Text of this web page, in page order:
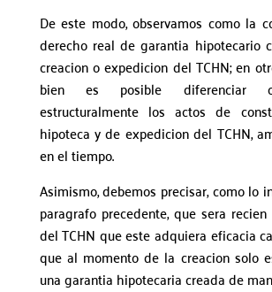
De este modo, observamos como la
derecho real de garantia hipotecario
creacion o expedicion del TCHN; en
bien es posible diferenciar
estructuralmente los actos de
hipoteca y de expedicion del TCHN,
en el tiempo.
Asimismo, debemos precisar, como lo
paragrafo precedente, que sera
del TCHN que este adquiera eficacia
que al momento de la creacion solo
una garantia hipotecaria creada de